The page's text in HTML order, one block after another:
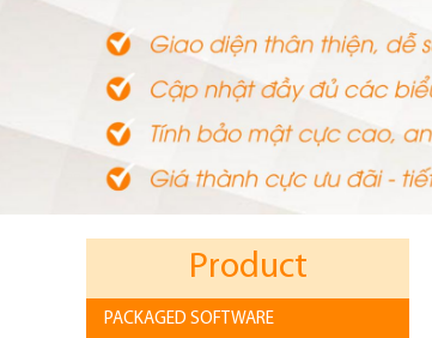
Product
PACKAGED SOFTWARE